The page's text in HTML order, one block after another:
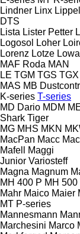
Lindner Linx
DTS
Lista Lister Petter
Logosol
Loher
Lorenz Lotze
MAF Roda MAN
LE TGM TGS TGX
MAS MB
K-series T-series
MD Dario MDM
Shark Tiger
MG MHS MKN
MacPan Macc
Mafell
Maggi
Junior Variosteff
Magna Magnum
MH 400 P MH 500
Mahr Maico Maier
MT P-series
Mannesmann
Marchesini Marco